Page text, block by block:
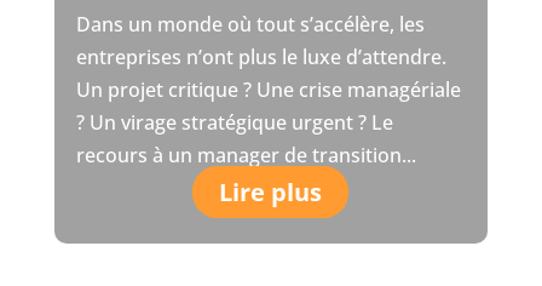
Dans un monde où tout s’accélère, les
entreprises n’ont plus le luxe d’attendre.
Un projet critique ? Une crise managériale
? Un virage stratégique urgent ? Le
recours à un manager de transition...
Lire plus